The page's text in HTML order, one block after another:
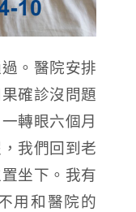
。醫院安排
確診沒問題
轉眼六個月
我們回到老
坐下。我有
用和醫院的